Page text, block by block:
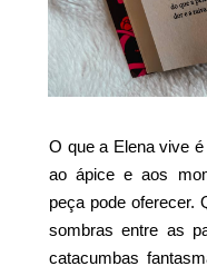
O que a Elena vive
ao ápice e aos
peça pode oferecer.
sombras entre as
catacumbas